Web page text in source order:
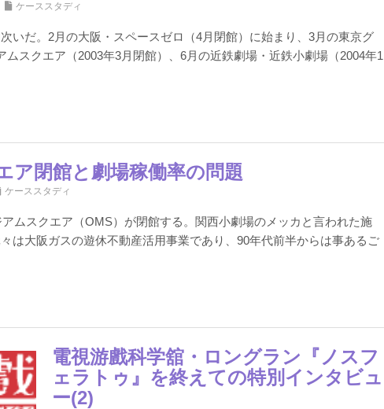
ケーススタディ
いだ。2月の大阪・スペースゼロ（4月閉館）に始まり、3月の東京グ
スクエア（2003年3月閉館）、6月の近鉄劇場・近鉄小劇場（2004年1
ア閉館と劇場稼働率の問題
ケーススタディ
ムスクエア（OMS）が閉館する。関西小劇場のメッカと言われた施
は大阪ガスの遊休不動産活用事業であり、90年代前半からは事あるご
電視游戲科学舘・ロングラン『ノスフ
ェラトゥ』を終えての特別インタビュ
ー(2)